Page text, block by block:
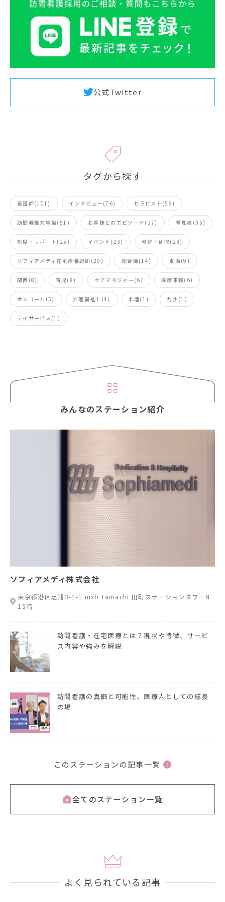
公式Twitter
タグから探す
看護師(101) インタビュー(76) セラピスト(59)
訪問看護未経験(51) お客様とのエピソード(37) 管理者(35)
制度・サポート(25) イベント(23) 教育・研修(23)
ソフィアメディ在宅療養総研(20) 総合職(14) 東海(9)
関西(8) 育児(8) ケアマネジャー(6) 医療事務(6)
オンコール(5) 介護福祉士(4) 北陸(1) 九州(1)
デイサービス(1)
みんなのステーション紹介
ソフィアメディ株式会社
東京都港区芝浦3-1-1 msb Tamachi 田町ステーションタワーN
15階
訪問看護・在宅医療とは？現状や特徴、サービ
ス内容や強みを解説
訪問看護の真価と可能性、医療人としての成長
の場
このステーションの記事一覧
全てのステーション一覧
よく見られている記事